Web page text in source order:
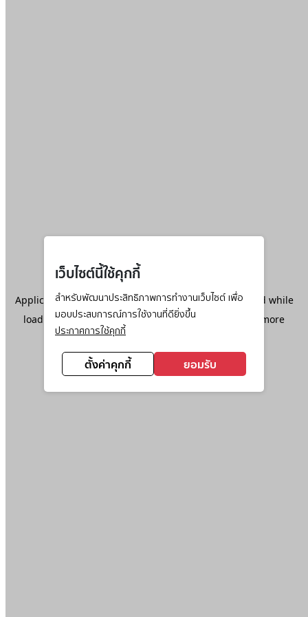
เว็บไซต์นี้ใช้คุกกี้
สำหรับพัฒนาประสิทธิภาพการทำงานเว็บไซต์ เพื่อ
มอบประสบการณ์การใช้งานที่ดียิ่งขึ้น
ประกาศการใช้คุกกี้
ตั้งค่าคุกกี้ ยอมรับ
Application error: aclient-side exception has occurred while
loadingwww.ktc.co.th(see the browser console
for more
information).